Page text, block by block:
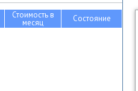
Стоимость в
месяц Состояние